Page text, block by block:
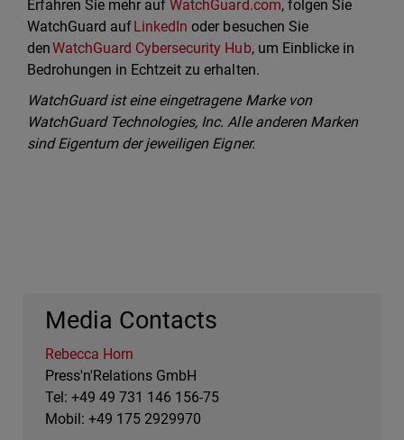
Erfahren Sie mehr aufWatchGuard.com, folgen Sie
WatchGuard auf LinkedIn oder besuchen Sie
denWatchGuard Cybersecurity Hub, um Einblicke in
Bedrohungen in Echtzeit zu erhalten.
WatchGuard ist eine eingetragene Marke von
WatchGuard Technologies, Inc. Alle anderen Marken
sind Eigentum der jeweiligen Eigner.
Media Contacts
Rebecca Horn
Press'n'Relations GmbH
Tel: +49 49 731 146 156-75
Mobil: +49 175 2929970